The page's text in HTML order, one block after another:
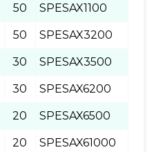
50 SPESAX1100
50 SPESAX3200
30 SPESAX3500
30 SPESAX6200
20 SPESAX6500
20 SPESAX61000